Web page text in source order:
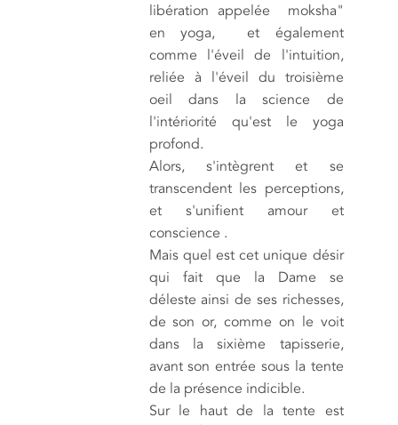
libération appelée moksha"
en yoga, et également
comme l'éveil de l'intuition,
reliée à l'éveil du troisième
oeil dans la science de
l'intériorité qu'est le yoga
profond.
Alors, s'intègrent et se
transcendent les perceptions,
et s'unifient amour et
conscience .
Mais quel est cet unique désir
qui fait que la Dame se
déleste ainsi de ses richesses,
de son or, comme on le voit
dans la sixième tapisserie,
avant son entrée sous la tente
de la présence indicible.
Sur le haut de la tente est